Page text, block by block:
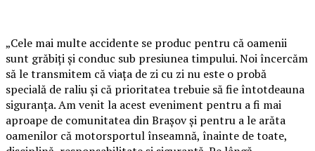
„Cele mai multe accidente se produc pentru că oamenii
sunt grăbiți și conduc sub presiunea timpului. Noi încercăm
să le transmitem că viața de zi cu zi nu este o probă
specială de raliu și că prioritatea trebuie să fie întotdeauna
siguranța. Am venit la acest eveniment pentru a fi mai
aproape de comunitatea din Brașov și pentru a le arăta
oamenilor că motorsportul înseamnă, înainte de toate,